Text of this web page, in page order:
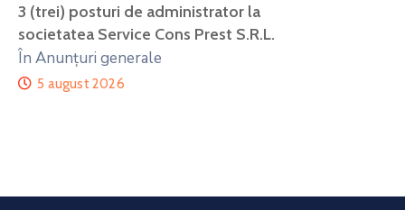
3 (trei) posturi de administrator la
societatea Service Cons Prest S.R.L.
În Anunțuri generale
5 august 2026